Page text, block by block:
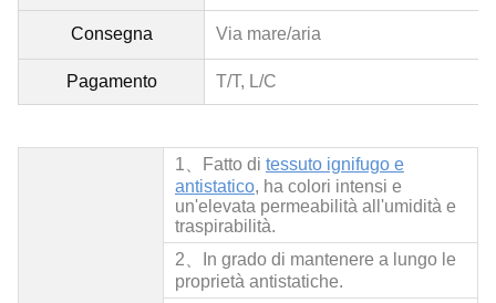
Consegna Via mare/aria
Pagamento T/T, L/C
1、 Fatto di tessuto ignifugo e
antistatico, ha colori intensi e
un'elevata permeabilità all'umidità e
traspirabilità.
2、
In grado di mantenere a lungo le
proprietà antistatiche.